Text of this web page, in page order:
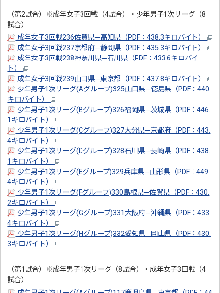
（第2試合）※成年女子3回戦（4試合）・少年男子1次リーグ（8
試合）
成年女子3回戦236佐賀県―高知県（PDF：438.3キロバイト）
成年女子3回戦237京都府―静岡県（PDF：435.3キロバイト）
成年女子3回戦238神奈川県―石川県（PDF：433.6キロバイ
ト）
成年女子3回戦239山口県―東京都（PDF：437.8キロバイト）
少年男子1次リーグ(Aグループ)325山口県―徳島県（PDF：440
キロバイト）
少年男子1次リーグ(Bグループ)326福岡県―茨城県（PDF：446.
1キロバイト）
少年男子1次リーグ(Cグループ)327大分県―京都府（PDF：443.
4キロバイト）
少年男子1次リーグ(Dグループ)328石川県―長崎県（PDF：438.
1キロバイト）
少年男子1次リーグ(Eグループ)329兵庫県―山形県（PDF：449.
4キロバイト）
少年男子1次リーグ(Fグループ)330島根県―佐賀県（PDF：430.
2キロバイト）
少年男子1次リーグ(Gグループ)331大阪府―沖縄県（PDF：433.
4キロバイト）
少年男子1次リーグ(Hグループ)332愛知県―岡山県（PDF：430.
3キロバイト）
（第1試合）※成年男子1次リーグ（8試合）・成年女子3回戦（4
試合）